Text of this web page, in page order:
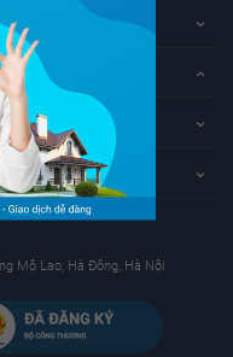
Mộ Lao, Hà Đông, Hà Nội